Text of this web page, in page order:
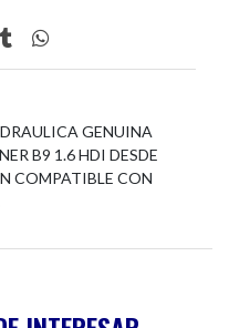
GENUINA
B9 1.6 HDI DESDE
COMPATIBLE CON